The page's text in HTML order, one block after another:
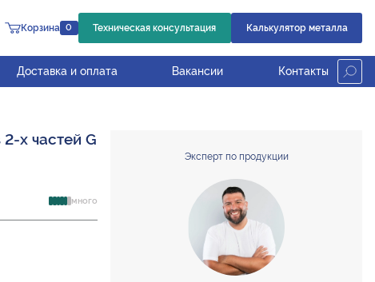
Корзина 0 Техническая консультация Калькулятор металла
Доставка и оплата Вакансии Контакты
х частей G
много
Эксперт по продукции